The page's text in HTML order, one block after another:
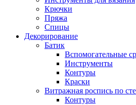
Крючки
Пряжа
Спицы
Декорирование
Батик
Вспомогательные
Инструменты
Контуры
Краски
Витражная роспись по
Контуры